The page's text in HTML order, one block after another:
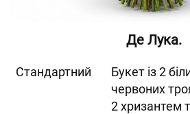
Де Лука.
Cтандартний
Букет із 2
червоних
2 хризантем